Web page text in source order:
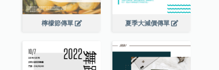
檸檬節傳單 夏季大減價傳單